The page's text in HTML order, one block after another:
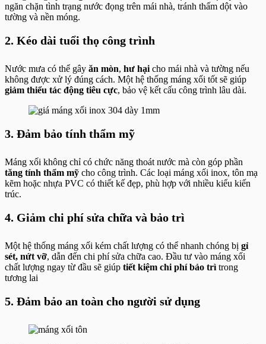
ngăn chặn tình trạng nước đọng trên mái nhà, tránh thấm dột vào
tường và nền móng.
2. Kéo dài tuổi thọ công trình
Nước mưa có thể gây ăn mòn, hư hại cho mái nhà và tường nếu
không được xử lý đúng cách. Một hệ thống máng xối tốt sẽ giúp
giảm thiểu tác động tiêu cực, bảo vệ kết cấu công trình lâu dài.
3. Đảm bảo tính thẩm mỹ
Máng xối không chỉ có chức năng thoát nước mà còn góp phần
tăng tính thẩm mỹ cho công trình. Các loại máng xối inox, tôn mạ
kẽm hoặc nhựa PVC có thiết kế đẹp, phù hợp với nhiều kiểu kiến
trúc.
4. Giảm chi phí sửa chữa và bảo trì
Một hệ thống máng xối kém chất lượng có thể nhanh chóng bị gỉ
sét, nứt vỡ, dẫn đến chi phí sửa chữa cao. Đầu tư vào máng xối
chất lượng ngay từ đầu sẽ giúp tiết kiệm chi phí bảo trì trong
tương lai
5. Đảm bảo an toàn cho người sử dụng